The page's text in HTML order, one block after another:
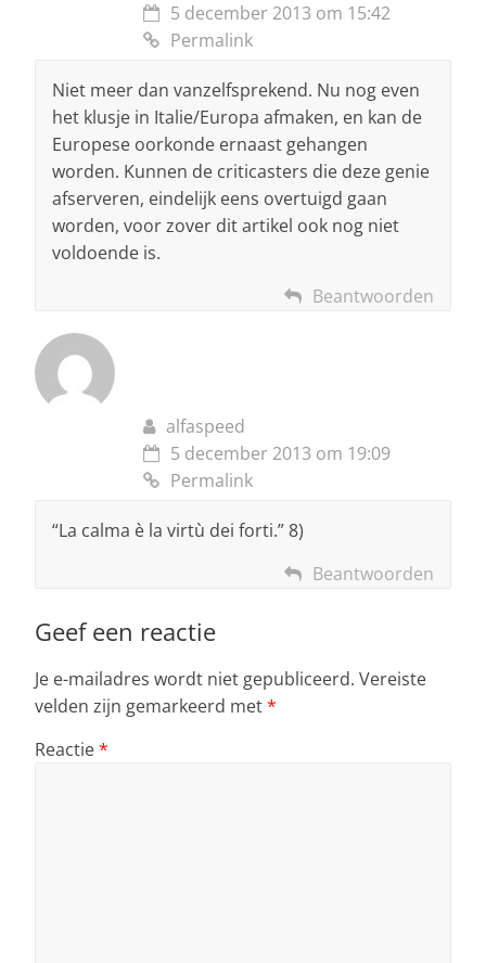
5 december 2013 om 15:42
Permalink
Niet meer dan vanzelfsprekend. Nu nog even
het klusje in Italie/Europa afmaken, en kan de
Europese oorkonde ernaast gehangen
worden. Kunnen de criticasters die deze genie
afserveren, eindelijk eens overtuigd gaan
worden, voor zover dit artikel ook nog niet
voldoende is.
Beantwoorden
alfaspeed
5 december 2013 om 19:09
Permalink
“La calma è la virtù dei forti.” 8)
Beantwoorden
Geef een reactie
Je e-mailadres wordt niet gepubliceerd. Vereiste
velden zijn gemarkeerd met*
Reactie*